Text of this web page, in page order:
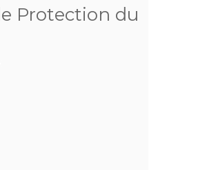
Protection du